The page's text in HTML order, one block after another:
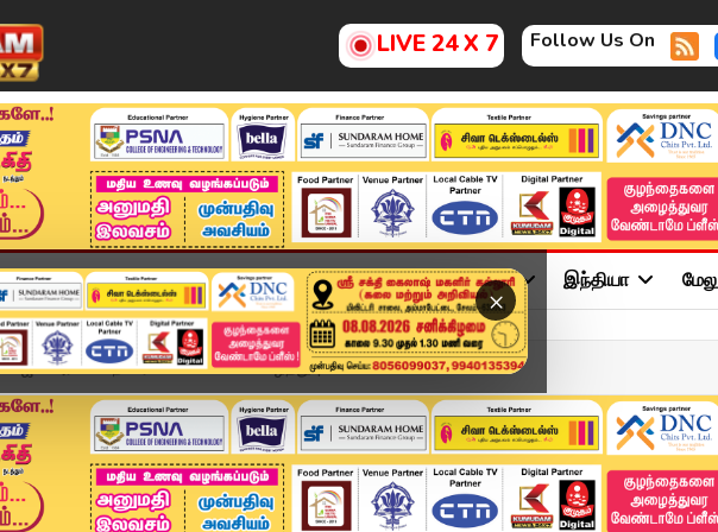
LIVE 24 X 7 Follow Us On
×
அண்மை தமிழ்நாடு சினிமா அரசியல் விளையாட்டு இந்தியா
விஜய் அரசியல் நாகரிகம் - ஸ்டாலின் வாழ்த்து | St...